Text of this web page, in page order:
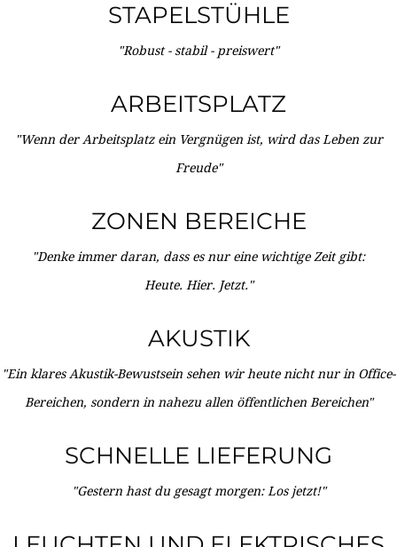
STAPELSTÜHLE
"Robust - stabil - preiswert"
ARBEITSPLATZ
"Wenn der Arbeitsplatz ein Vergnügen ist, wird das Leben zur
Freude"
ZONEN BEREICHE
"Denke immer daran, dass es nur eine wichtige Zeit gibt:
Heute. Hier. Jetzt."
AKUSTIK
"Ein klares Akustik-Bewustsein sehen wir heute nicht nur in Office-
Bereichen, sondern in nahezu allen öffentlichen Bereichen"
SCHNELLE LIEFERUNG
"Gestern hast du gesagt morgen: Los jetzt!"